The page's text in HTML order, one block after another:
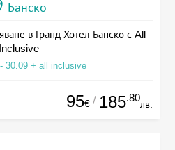
Банско
в Гранд Хотел Банско с All
Inclusive
30.09 + all inclusive
95€ / 185.80
лв.